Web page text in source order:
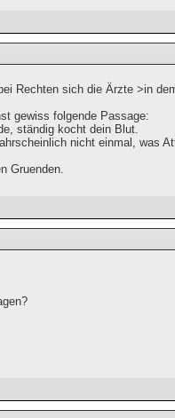
Rechten sich die Ärzte >in
gewiss folgende Passage:
ständig kocht dein Blut.
nicht einmal, was
Gruenden.